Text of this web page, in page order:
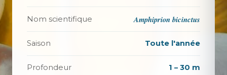
Nom scientifique Amphiprion bicinctus
Saison Toute l'année
Profondeur 1 – 30 m